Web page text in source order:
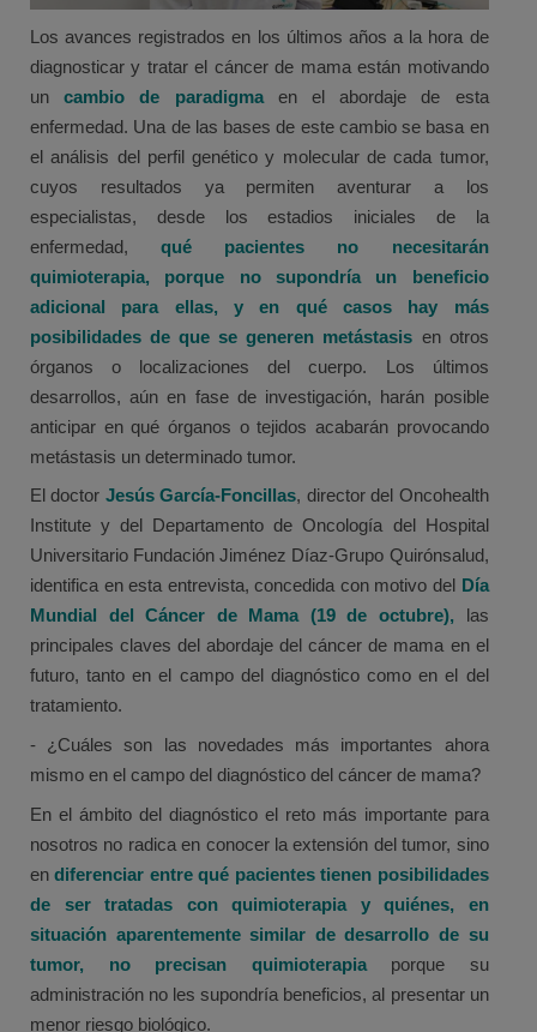
Los avances registrados en los últimos años a la hora de
diagnosticar y tratar el cáncer de mama están motivando
uncambio de paradigmaen el abordaje de esta
enfermedad. Una de las bases de este cambio se basa en
el análisis del perfil genético y molecular de cada tumor,
cuyos resultados ya permiten aventurar a los
especialistas, desde los estadios iniciales de la
enfermedad,qué pacientes no necesitarán
quimioterapia, porque no supondría un beneficio
adicional para ellas, y en qué casos hay más
posibilidades de que se generen metástasis en otros
órganos o localizaciones del cuerpo. Los últimos
desarrollos, aún en fase de investigación, harán posible
anticipar en qué órganos o tejidos acabarán provocando
metástasis un determinado tumor.
El doctor Jesús García-Foncillas, director del Oncohealth
Institute y del Departamento de Oncología del Hospital
Universitario Fundación Jiménez Díaz-Grupo Quirónsalud,
identifica en esta entrevista, concedida con motivo del Día
Mundial del Cáncer de Mama (19 de octubre), las
principales claves del abordaje del cáncer de mama en el
futuro, tanto en el campo del diagnóstico como en el del
tratamiento.
- ¿Cuáles son las novedades más importantes ahora
mismo en el campo del diagnóstico del cáncer de mama?
En el ámbito del diagnóstico el reto más importante para
nosotros no radica en conocer la extensión del tumor, sino
endiferenciar entre qué pacientes tienen posibilidades
de ser tratadas con quimioterapia y quiénes, en
situación aparentemente similar de desarrollo de su
tumor, no precisan quimioterapiaporque su
administración no les supondría beneficios, al presentar un
menor riesgo biológico.